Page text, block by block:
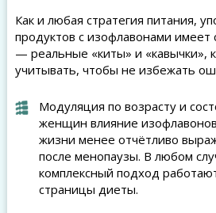
Как и любая стратегия питания,
продуктов с изофлавонами
— реальные «киты» и «кавычки»,
учитывать, чтобы не избежать
Модуляция по возрасту и
женщин влияние изофлавонов
жизни менее отчётливо
после менопаузы. В любом
комплексный подход
страницы диеты.